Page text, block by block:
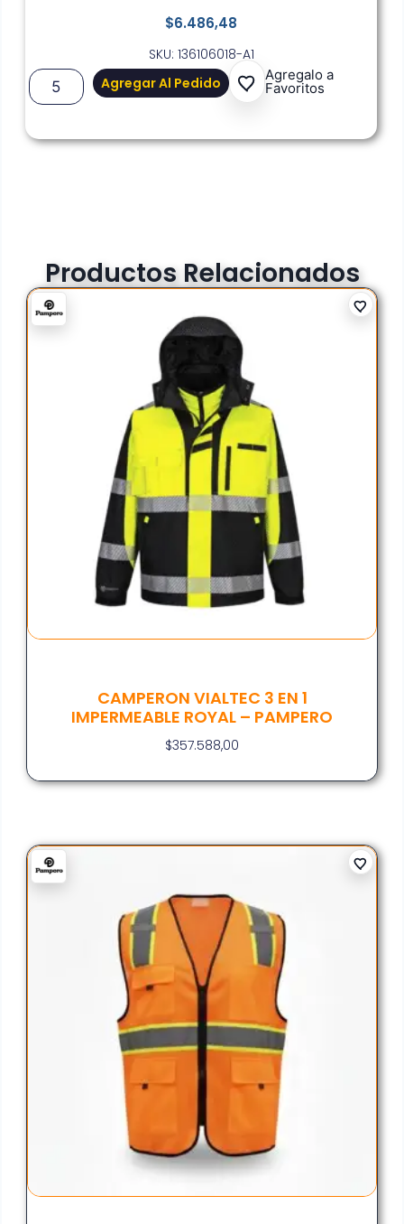
$6.486,48
SKU: 136106018-A1
Agregar Al Pedido
Agregalo a
Favoritos
Productos Relacionados
CAMPERON VIALTEC 3 EN 1
IMPERMEABLE ROYAL – PAMPERO
$357.588,00